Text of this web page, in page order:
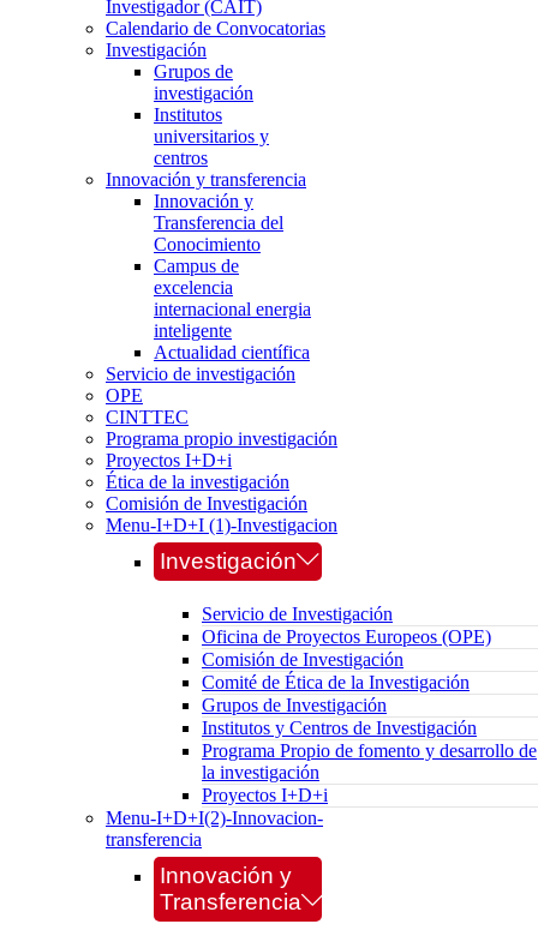
Investigador (CAIT)
Calendario de Convocatorias
Investigación
Grupos de
investigación
Institutos
universitarios y
centros
Innovación y transferencia
Innovación y
Transferencia del
Conocimiento
Campus de
excelencia
internacional energia
inteligente
Actualidad científica
Servicio de investigación
OPE
CINTTEC
Programa propio investigación
Proyectos I+D+i
Ética de la investigación
Comisión de Investigación
Menu-I+D+I (1)-Investigacion
Investigación
Servicio de Investigación
Oficina de Proyectos Europeos (OPE)
Comisión de Investigación
Comité de Ética de la Investigación
Grupos de Investigación
Institutos y Centros de Investigación
Programa Propio de fomento y desarrollo de
la investigación
Proyectos I+D+i
Menu-I+D+I(2)-Innovacion-
transferencia
Innovación y
Transferencia